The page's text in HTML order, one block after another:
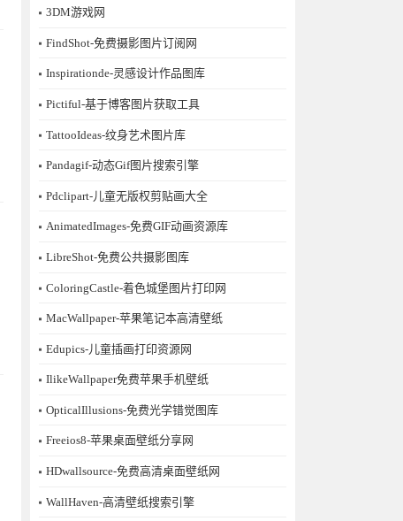
3DM游戏网
FindShot-免费摄影图片订阅网
Inspirationde-灵感设计作品图库
Pictiful-基于博客图片获取工具
TattooIdeas-纹身艺术图片库
Pandagif-动态Gif图片搜索引擎
Pdclipart-儿童无版权剪贴画大全
AnimatedImages-免费GIF动画资源库
LibreShot-免费公共摄影图库
ColoringCastle-着色城堡图片打印网
MacWallpaper-苹果笔记本高清壁纸
Edupics-儿童插画打印资源网
IlikeWallpaper免费苹果手机壁纸
OpticalIllusions-免费光学错觉图库
Freeios8-苹果桌面壁纸分享网
HDwallsource-免费高清桌面壁纸网
WallHaven-高清壁纸搜索引擎